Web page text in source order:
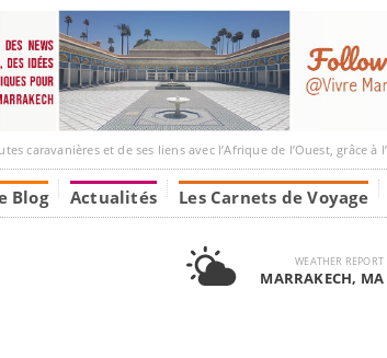
de ses liens avec l’Afrique de l’Ouest, grâce à l’espace Marrakesh-
Blog Actualités Les Carnets de Voyage
WEATHER REPORT
MARRAKECH, MA